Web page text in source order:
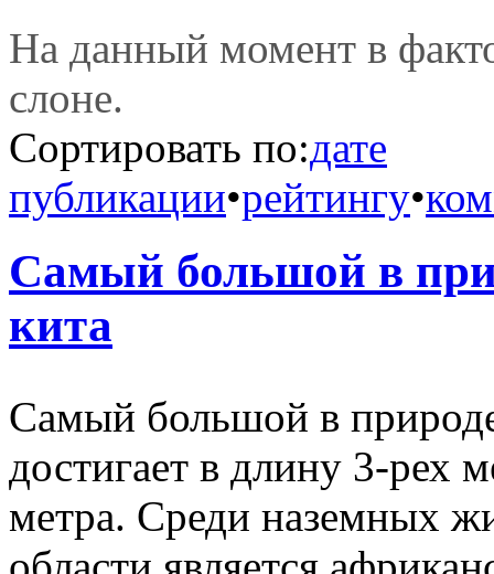
На данный момент в
слоне.
Сортировать по:дате
публикации•рейтингу•
Самый большой в
кита
Самый большой в
достигает в длину 3-рех
метра. Среди наземных